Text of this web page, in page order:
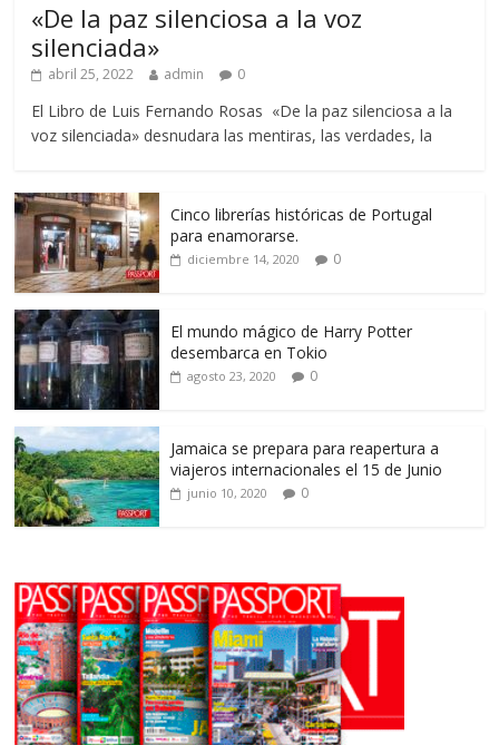
«De la paz silenciosa a la voz
silenciada»
abril 25, 2022 admin 0
El Libro de Luis Fernando Rosas «De la paz silenciosa a la
voz silenciada» desnudara las mentiras, las verdades, la
Cinco librerías históricas de Portugal
para enamorarse.
diciembre 14, 2020 0
El mundo mágico de Harry Potter
desembarca en Tokio
agosto 23, 2020 0
Jamaica se prepara para reapertura a
viajeros internacionales el 15 de Junio
junio 10, 2020 0